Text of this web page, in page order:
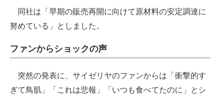
同社は「早期の販売再開に向けて原材料の安定調達に
努めている」としました。
ファンからショックの声
突然の発表に、サイゼリヤのファンからは「衝撃的す
ぎて鳥肌」「これは悲報」「いつも食べてたのに」とシ